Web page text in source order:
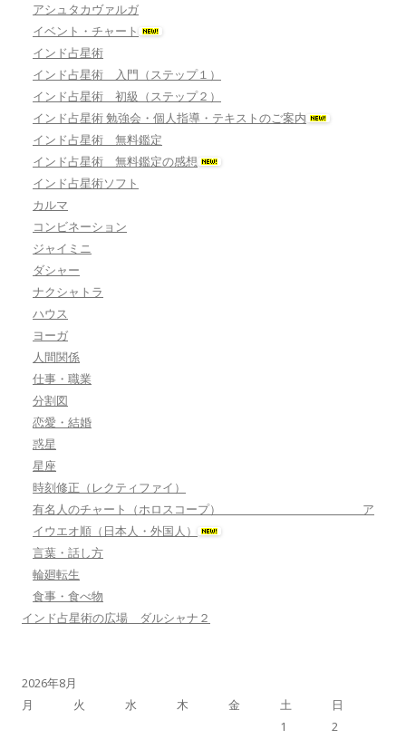
アシュタカヴァルガ
イベント・チャート
インド占星術
インド占星術 入門（ステップ１）
インド占星術 初級（ステップ２）
インド占星術 勉強会・個人指導・テキストのご案内
インド占星術 無料鑑定
インド占星術 無料鑑定の感想
インド占星術ソフト
カルマ
コンビネーション
ジャイミニ
ダシャー
ナクシャトラ
ハウス
ヨーガ
人間関係
仕事・職業
分割図
恋愛・結婚
惑星
星座
時刻修正（レクティファイ）
有名人のチャート（ホロスコープ） ア
イウエオ順（日本人・外国人）
言葉・話し方
輪廻転生
食事・食べ物
インド占星術の広場 ダルシャナ２
2026年8月
月
火 水 木 金 土 日
1
2